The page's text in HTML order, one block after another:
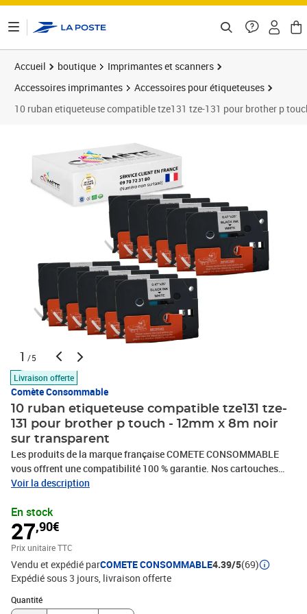
Accueil boutique
Imprimantes et scanners
Accessoires imprimantes
Accessoires pour étiqueteuses
10 ruban etiqueteuse compatible tze131 tze-131 pour brother p
1 /5
Livraison offerte
Comète Consommable
10 ruban etiqueteuse compatible tze131 tze-
131 pour brother p touch - 12mm x 8m noir
sur transparent
Les produits de la marque française COMETE CONSOMMABLE
vous offrent une compatibilité 100 % garantie. Nos cartouches
d’encre, Toners et rubans compatibles sont économiques et de
français, dont certains modèles sont fabriqués en France,
contribuant ainsi à la relocalisation de la production dans le pays.
Nos cartouches d’encre, toners ou rubans se substituent
parfaitement aux consommables d'origine de votre imprimante,
télécopieur ou photocopieur, quelque que soit la marque HP,
CANON, EPSON, BROTHER, LEXMARK, SAMSUNG. Que votre
utilisation soit personnelle ou professionnelle, à domicile, en
Voir la description
En stock
27,90€
Prix unitaire TTC
Vendu et expédié parCOMETE CONSOMMABLE4.39/5(69)
Expédié sous 3 jours livraison offerte
Quantité
Quantité : 1